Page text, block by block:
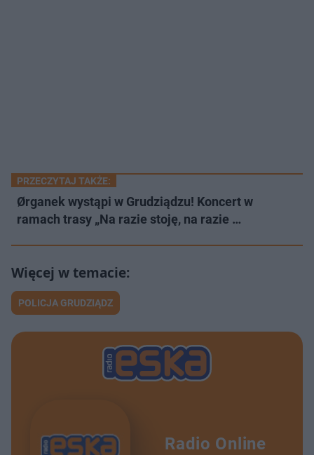
PRZECZYTAJ TAKŻE:
Ørganek wystąpi w Grudziądzu! Koncert w
ramach trasy „Na razie stoję, na razie …
POLICJA GRUDZIĄDZ
Radio Online